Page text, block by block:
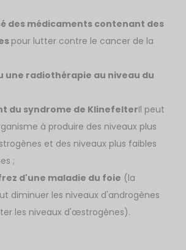
des médicaments contenant des
pour lutter contre le cancer de la
une radiothérapie au niveau du
du syndrome de KlinefelterIl peut
à produire des niveaux plus
et des niveaux plus faibles
;
d'une maladie du foie (la
diminuer les niveaux d'androgènes
les niveaux d'œstrogènes).